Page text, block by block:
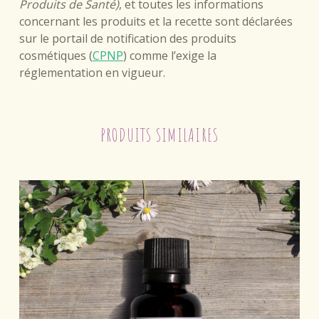
Produits de Santé), et toutes les informations
concernant les produits et la recette sont déclarées
sur le portail de notification des produits
cosmétiques (CPNP) comme l’exige la
réglementation en vigueur.
PRODUITS SIMILAIRES